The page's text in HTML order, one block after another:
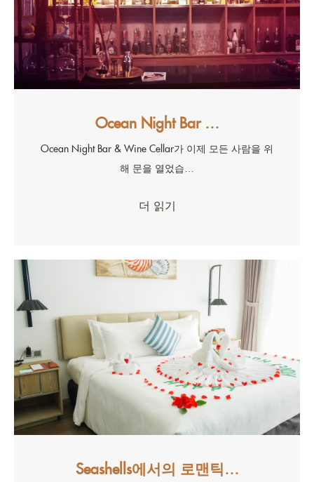
Ocean Night Bar …
Ocean Night Bar & Wine Cellar가 이제 모든 사람을 위
해 문을 열었습…
더 읽기
Seashells에서의 로맨틱…